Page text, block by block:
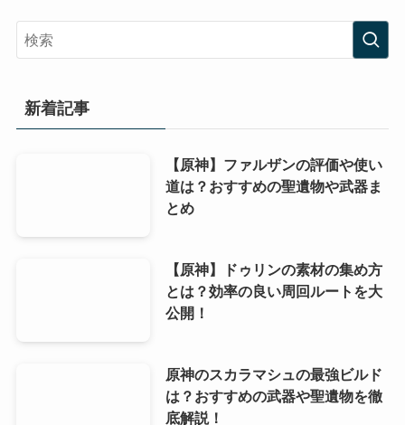
新着記事
【原神】ファルザンの評価や使い
道は？おすすめの聖遺物や武器ま
とめ
【原神】ドゥリンの素材の集め方
とは？効率の良い周回ルートを大
公開！
原神のスカラマシュの最強ビルド
は？おすすめの武器や聖遺物を徹
底解説！